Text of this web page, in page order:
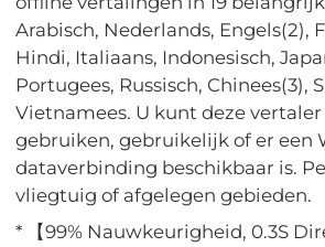
Arabisch, Nederlands, Engels(2),
Hindi, Italiaans, Indonesisch,
Portugees, Russisch, Chinees(3),
Vietnamees. U kunt deze vertaler
gebruiken, gebruikelijk of er een
dataverbinding beschikbaar is.
vliegtuig of afgelegen gebieden.
* 【99% Nauwkeurigheid, 0.3S